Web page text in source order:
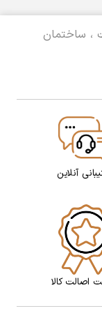
، ساختمان
آنلاین
اصالت کالا